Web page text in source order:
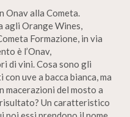
Onav alla Cometa.
agli Orange Wines,
Formazione, in via
è l’Onav,
di vini. Cosa sono gli
uve a bacca bianca, ma
macerazioni del mosto a
Un caratteristico